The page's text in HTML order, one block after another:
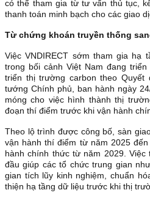
có thể tham gia từ tư vấn thủ tục,
thanh toán minh bạch cho các giao
Từ chứng khoán truyền thống
Việc VNDIRECT sớm tham gia hạ
trong bối cảnh Việt Nam đang
triển thị trường carbon theo Quyết
tướng Chính phủ, ban hành ngày
móng cho việc hình thành thị
đoạn thí điểm trước khi vận hành
Theo lộ trình được công bố, sàn
vận hành thí điểm từ năm 2025
hành chính thức từ năm 2029. Việc
đầu giúp các tổ chức trung gian
gian tích lũy kinh nghiệm, chuẩn
thiện hạ tầng dữ liệu trước khi thị